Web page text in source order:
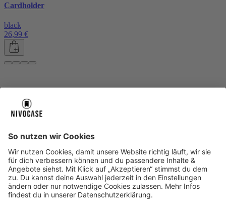
Cardholder
black
26,99 €
About NIVOCASE
Geschäftskunden
Zahlungsarten Versandinfos Alle Hilfe-Themen
Zufriedenheitsgarantie
Service
Service
AGB VERTRAG WIDERRUFEN Datenschutz
Ombudsmann
Barrierefreiheit Lieferantenkodex Bestell-Prozess